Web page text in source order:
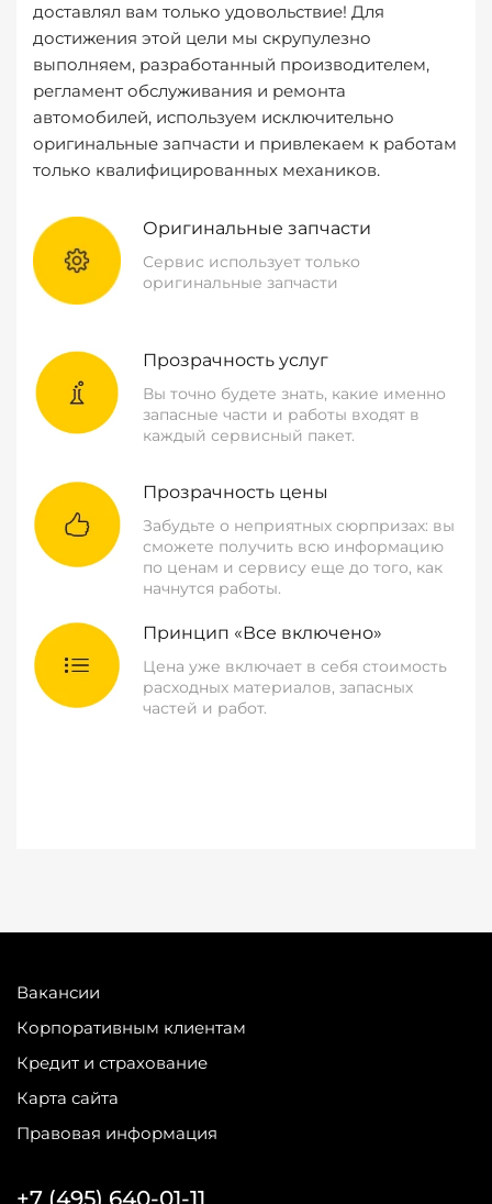
доставлял вам только удовольствие! Для
достижения этой цели мы скрупулезно
выполняем, разработанный производителем,
регламент обслуживания и ремонта
автомобилей, используем исключительно
оригинальные запчасти и привлекаем к работам
только квалифицированных механиков.
Оригинальные запчасти
Сервис использует только
оригинальные запчасти
Прозрачность услуг
Вы точно будете знать, какие именно
запасные части и работы входят в
каждый сервисный пакет.
Прозрачность цены
Забудьте о неприятных сюрпризах: вы
сможете получить всю информацию
по ценам и сервису еще до того, как
начнутся работы.
Принцип «Все включено»
Цена уже включает в себя стоимость
расходных материалов, запасных
частей и работ.
Вакансии
Корпоративным клиентам
Кредит и страхование
Карта сайта
Правовая информация
+7 (495) 640-01-11